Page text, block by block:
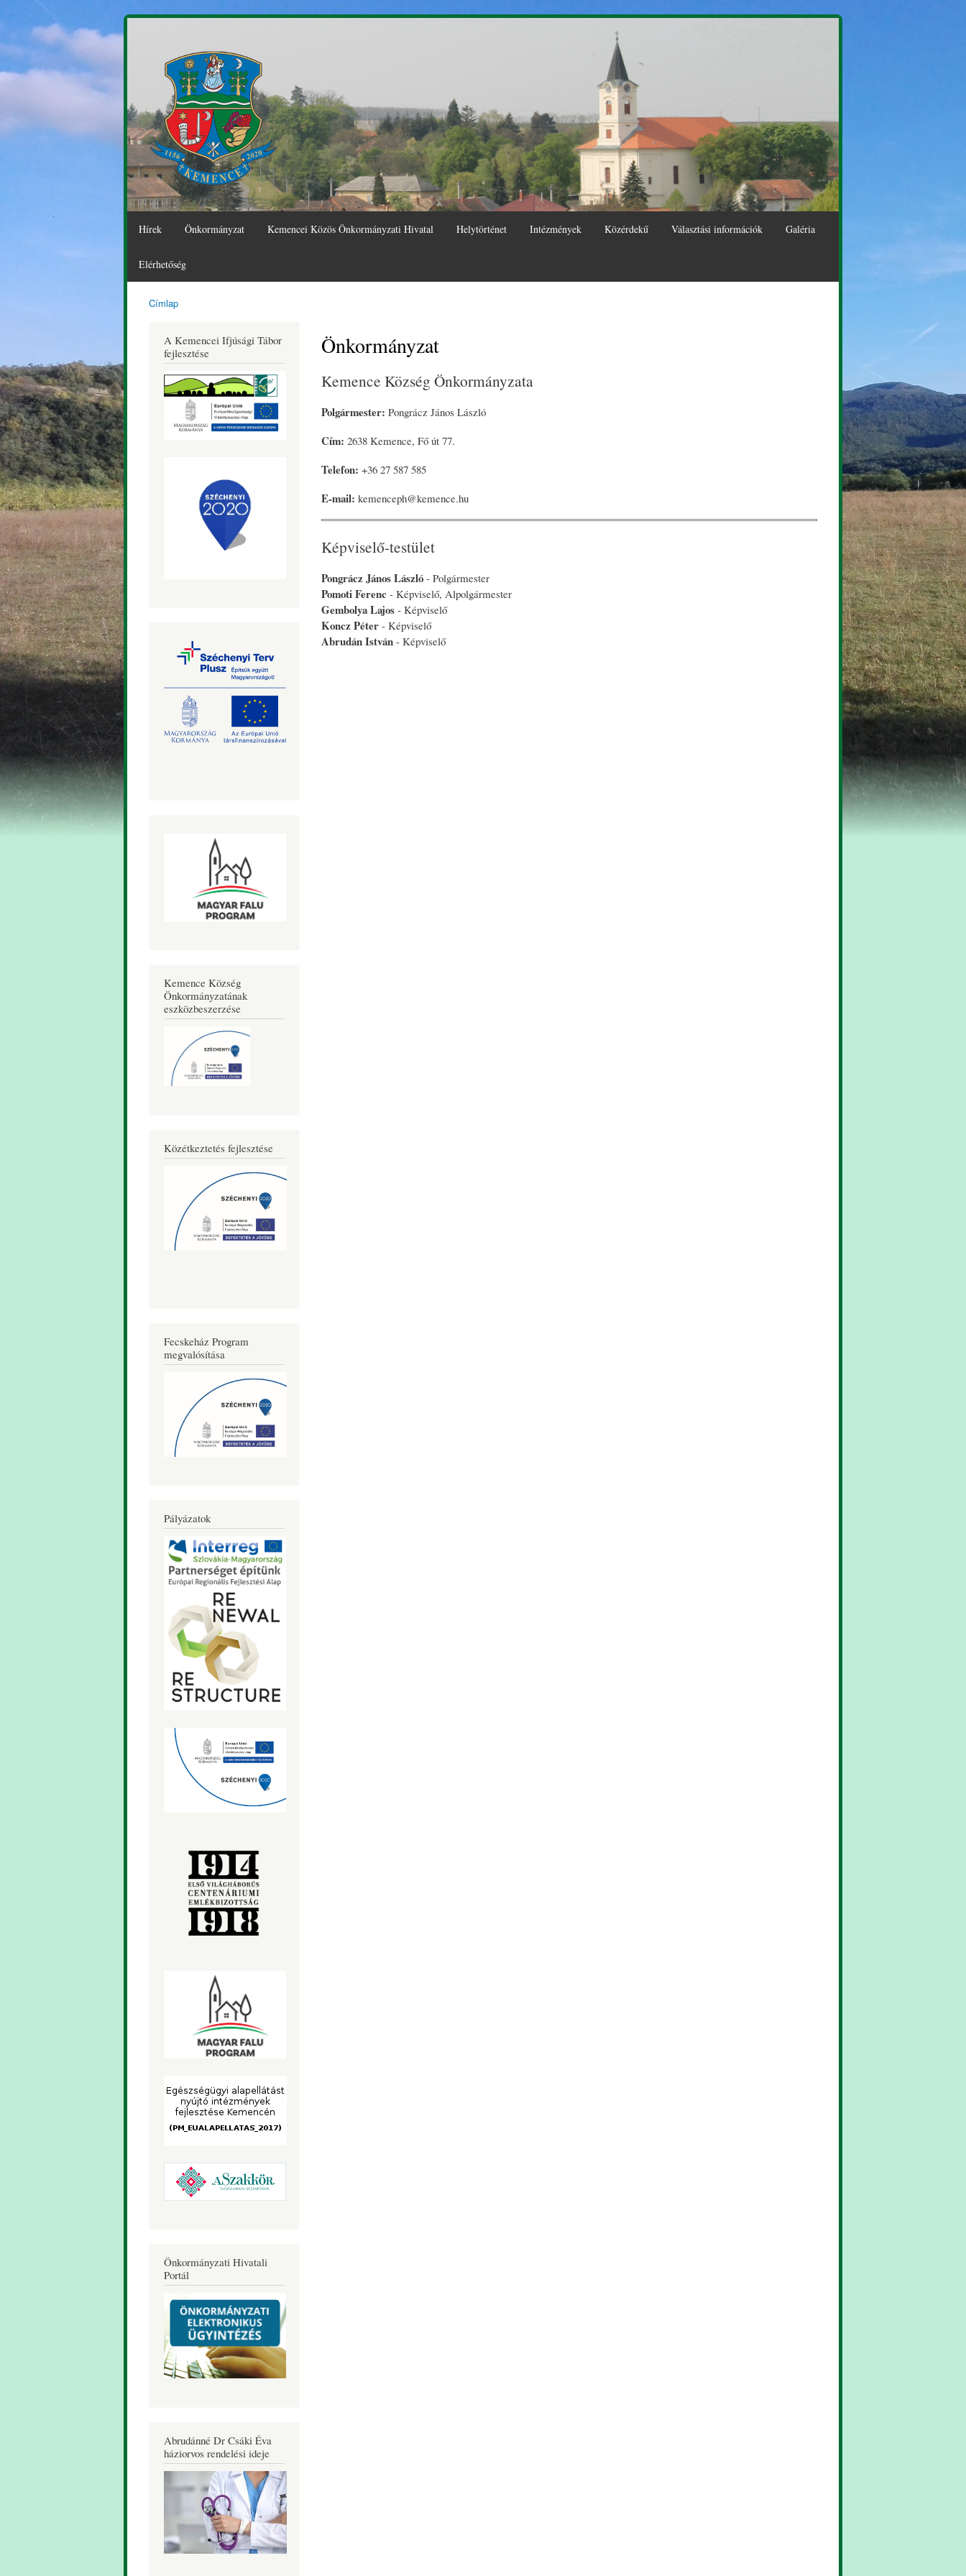
Ugrás a
Hírek Önkormányzat Kemencei Közös Önkormányzati Hivatal Helytörténet Intézmények Közérdekű Választási információk Galéria
Elérhetőség
Kemence
Község
Honlapja
Címlap
A Kemencei Ifjúsági Tábor
fejlesztése
Kemence Község
Önkormányzatának
eszközbeszerzése
Közétkeztetés fejlesztése
Fecskeház Program
megvalósítása
Pályázatok
Önkormányzati Hivatali
Portál
Abrudánné Dr Csáki Éva
háziorvos rendelési ideje
Önkormányzat
Kemence Község Önkormányzata
Polgármester: Pongrácz János László
Cím: 2638 Kemence, Fő út 77.
Telefon: +36 27 587 585
E-mail: kemenceph@kemence.hu
Képviselő-testület
Pongrácz János László - Polgármester
Pomoti Ferenc - Képviselő, Alpolgármester
Gembolya Lajos - Képviselő
Koncz Péter - Képviselő
Abrudán István - Képviselő